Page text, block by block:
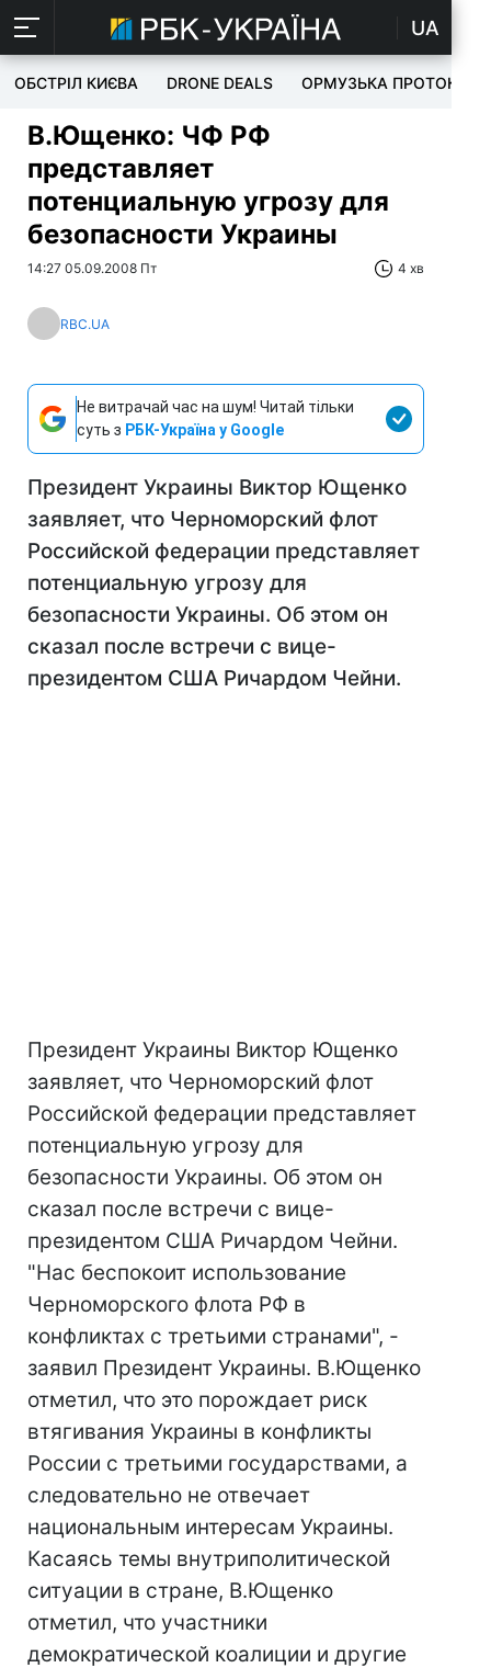
UA
ОБСТРІЛ КИЄВА DRONE DEALS ОРМУЗЬКА ПРОТОКА
В.Ющенко: ЧФ РФ
представляет
потенциальную угрозу для
безопасности Украины
14:27 05.09.2008 Пт 4 хв
RBC.UA
Не витрачай час на шум! Читай тільки
суть з РБК-Україна у Google
Президент Украины Виктор Ющенко
заявляет, что Черноморский флот
Российской федерации представляет
потенциальную угрозу для
безопасности Украины. Об этом он
сказал после встречи с вице-
президентом США Ричардом Чейни.
Президент Украины Виктор Ющенко
заявляет, что Черноморский флот
Российской федерации представляет
потенциальную угрозу для
безопасности Украины. Об этом он
сказал после встречи с вице-
президентом США Ричардом Чейни.
"Нас беспокоит использование
Черноморского флота РФ в
конфликтах с третьими странами", -
заявил Президент Украины. В.Ющенко
отметил, что это порождает риск
втягивания Украины в конфликты
России с третьими государствами, а
следовательно не отвечает
национальным интересам Украины.
Касаясь темы внутриполитической
ситуации в стране, В.Ющенко
отметил, что участники
демократической коалиции и другие